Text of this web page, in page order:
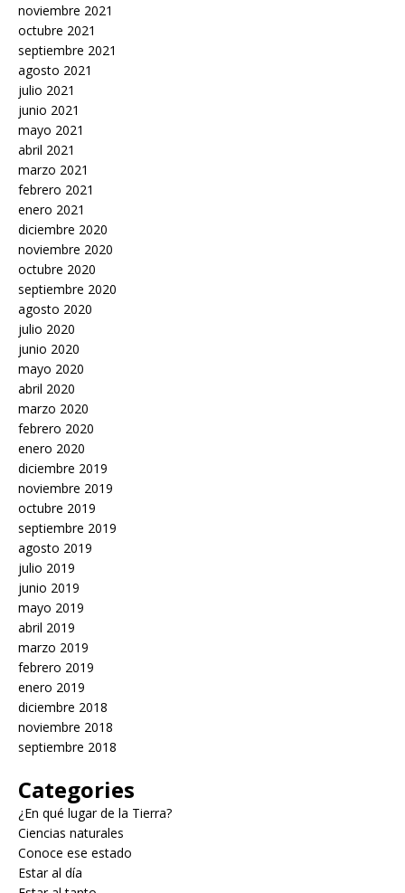
noviembre 2021
octubre 2021
septiembre 2021
agosto 2021
julio 2021
junio 2021
mayo 2021
abril 2021
marzo 2021
febrero 2021
enero 2021
diciembre 2020
noviembre 2020
octubre 2020
septiembre 2020
agosto 2020
julio 2020
junio 2020
mayo 2020
abril 2020
marzo 2020
febrero 2020
enero 2020
diciembre 2019
noviembre 2019
octubre 2019
septiembre 2019
agosto 2019
julio 2019
junio 2019
mayo 2019
abril 2019
marzo 2019
febrero 2019
enero 2019
diciembre 2018
noviembre 2018
septiembre 2018
Categories
¿En qué lugar de la Tierra?
Ciencias naturales
Conoce ese estado
Estar al día